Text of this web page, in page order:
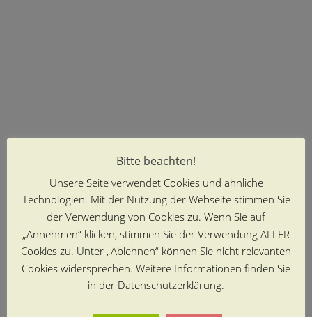
Bitte beachten!
Unsere Seite verwendet Cookies und ähnliche
Technologien. Mit der Nutzung der Webseite stimmen Sie
der Verwendung von Cookies zu. Wenn Sie auf
„Annehmen“ klicken, stimmen Sie der Verwendung ALLER
Cookies zu. Unter „Ablehnen“ können Sie nicht relevanten
Cookies widersprechen. Weitere Informationen finden Sie
in der Datenschutzerklärung.